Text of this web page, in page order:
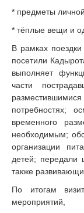
* предметы
* тёплые вещи и
В рамках
посетили
выполняет
части
потребностях;
временного
необходимым;
организации
детей;
также
По итогам